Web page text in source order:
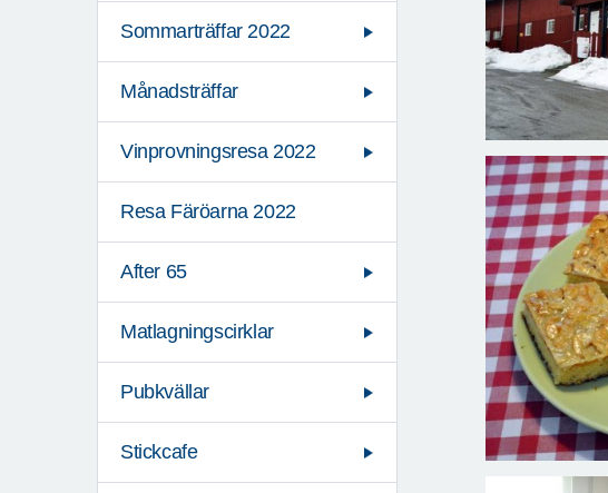
Sommarträffar 2022
Månadsträffar
Vinprovningsresa 2022
Resa Färöarna 2022
After 65
Matlagningscirklar
Pubkvällar
Stickcafe